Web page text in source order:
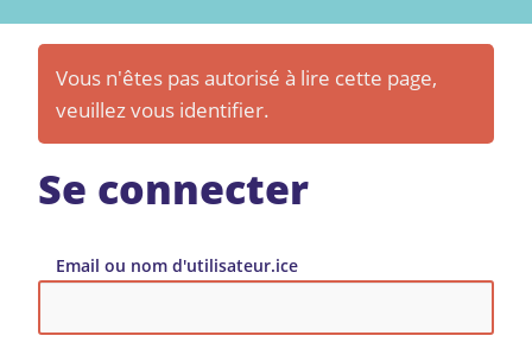
Vous n'êtes pas autorisé à lire cette page,
veuillez vous identifier.
Se connecter
Email ou nom d'utilisateur.ice